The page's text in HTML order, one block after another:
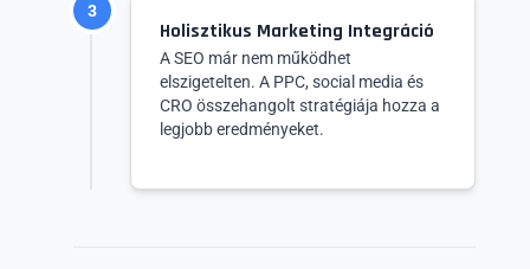
3
Holisztikus Marketing Integráció
A SEO már nem működhet
elszigetelten. A PPC, social media és
CRO összehangolt stratégiája hozza a
legjobb eredményeket.